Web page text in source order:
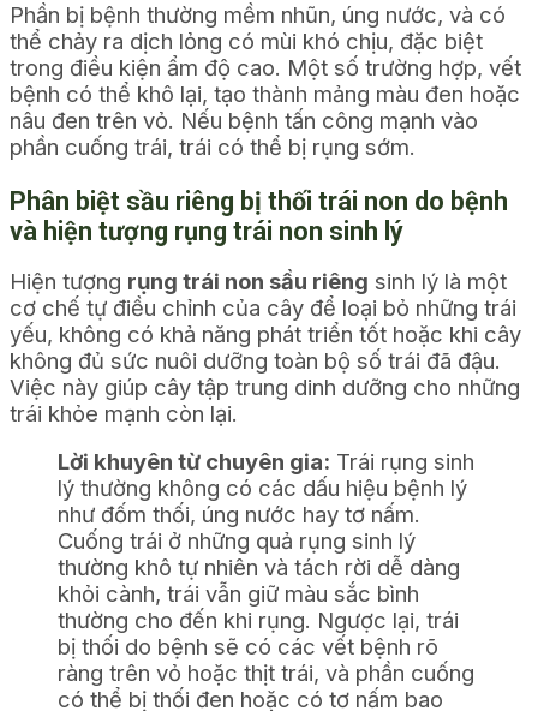
Phần bị bệnh thường mềm nhũn, úng nước, và có
thể chảy ra dịch lỏng có mùi khó chịu, đặc biệt
trong điều kiện ẩm độ cao. Một số trường hợp, vết
bệnh có thể khô lại, tạo thành mảng màu đen hoặc
nâu đen trên vỏ. Nếu bệnh tấn công mạnh vào
phần cuống trái, trái có thể bị rụng sớm.
Phân biệt sầu riêng bị thối trái non do bệnh
và hiện tượng rụng trái non sinh lý
Hiện tượng rụng trái non sầu riêng sinh lý là một
cơ chế tự điều chỉnh của cây để loại bỏ những trái
yếu, không có khả năng phát triển tốt hoặc khi cây
không đủ sức nuôi dưỡng toàn bộ số trái đã đậu.
Việc này giúp cây tập trung dinh dưỡng cho những
trái khỏe mạnh còn lại.
Lời khuyên từ chuyên gia: Trái rụng sinh
lý thường không có các dấu hiệu bệnh lý
như đốm thối, úng nước hay tơ nấm.
Cuống trái ở những quả rụng sinh lý
thường khô tự nhiên và tách rời dễ dàng
khỏi cành, trái vẫn giữ màu sắc bình
thường cho đến khi rụng. Ngược lại, trái
bị thối do bệnh sẽ có các vết bệnh rõ
ràng trên vỏ hoặc thịt trái, và phần cuống
có thể bị thối đen hoặc có tơ nấm bao